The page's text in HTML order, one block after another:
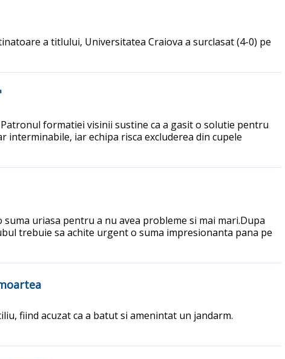
a titlului, Universitatea Craiova a surclasat (4-0) pe
formatiei visinii sustine ca a gasit o solutie pentru
interminabile, iar echipa risca excluderea din cupele
uriasa pentru a nu avea probleme si mai mari.Dupa
trebuie sa achite urgent o suma impresionanta pana pe
fiind acuzat ca a batut si amenintat un jandarm.